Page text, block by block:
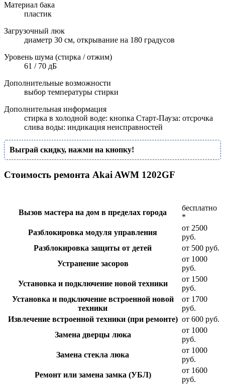
Материал бака
пластик
Загрузочный люк
диаметр 30 см, открывание на 180 градусов
Уровень шума (стирка / отжим)
61 / 70 дБ
Дополнительные возможности
выбор температуры стирки
Дополнительная информация
стирка в холодной воде: кнопка Старт-Пауза: отсрочка
слива воды: индикация неисправностей
Выграй скидку, нажми на кнопку!
Стоимость ремонта Akai AWM 1202GF
Вызов мастера на дом в пределах города
бесплатно
*
Разблокировка модуля управления
от 2500
руб.
Разблокировка защиты от детей
от 500 руб.
Устранение засоров
от 1000
руб.
Установка и подключение новой техники
от 1500
руб.
Установка и подключение встроенной новой
техники
от 1700
руб.
Извлечение встроенной техники (при ремонте) от 600 руб.
Замена дверцы люка
от 1000
руб.
Замена стекла люка
от 1000
руб.
Ремонт или замена замка (УБЛ)
от 1600
руб.